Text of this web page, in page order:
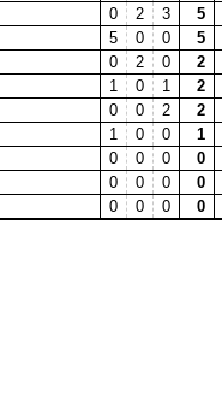
0 2 3 5
5 0 0 5
0 2 0 2
1 0 1 2
0 0 2 2
1 0 0 1
0 0 0 0
0 0 0 0
0 0 0 0